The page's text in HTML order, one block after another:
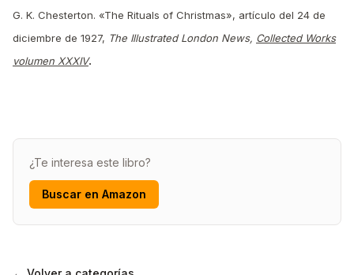
G. K. Chesterton. «The Rituals of Christmas», artículo del 24 de
diciembre de 1927, The Illustrated London News, Collected Works
volumen XXXIV.
¿Te interesa este libro?
Buscar en Amazon